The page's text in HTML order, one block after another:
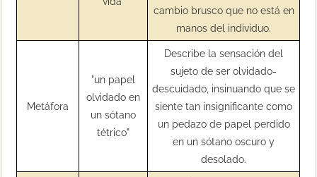
cambio brusco que no está en
manos del individuo.
Metáfora
"un papel
olvidado en
un sótano
tétrico"
Describe la sensación del
sujeto de ser olvidado-
descuidado, insinuando que se
siente tan insignificante como
un pedazo de papel perdido
en un sótano oscuro y
desolado.